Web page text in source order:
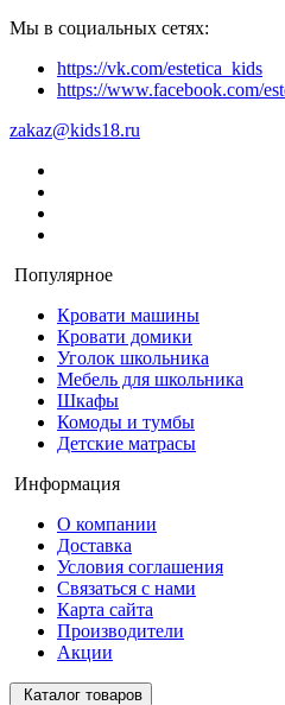
Мы в социальных сетях:
https://vk.com/estetica_kids
https://www.facebook.com/
zakaz@kids18.ru
Популярное
Кровати машины
Кровати домики
Уголок школьника
Мебель для школьника
Шкафы
Комоды и тумбы
Детские матрасы
Информация
О компании
Доставка
Условия соглашения
Связаться с нами
Карта сайта
Производители
Акции
Каталог товаров